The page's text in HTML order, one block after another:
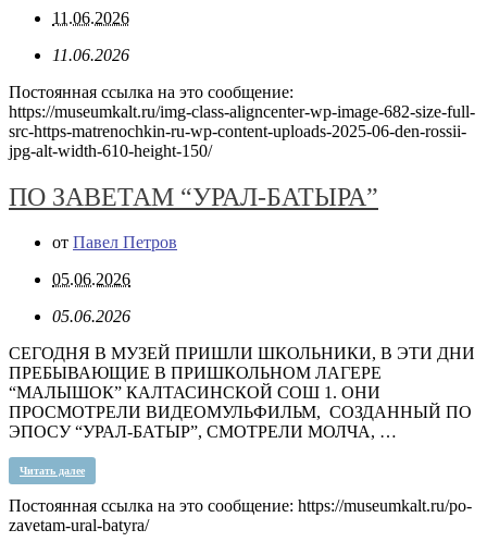
11.06.2026
11.06.2026
Постоянная ссылка на это сообщение:
https://museumkalt.ru/img-class-aligncenter-wp-image-682-size-full-
src-https-matrenochkin-ru-wp-content-uploads-2025-06-den-rossii-
jpg-alt-width-610-height-150/
ПО ЗАВЕТАМ “УРАЛ-БАТЫРА”
от Павел Петров
05.06.2026
05.06.2026
СЕГОДНЯ В МУЗЕЙ ПРИШЛИ ШКОЛЬНИКИ, В ЭТИ ДНИ
ПРЕБЫВАЮЩИЕ В ПРИШКОЛЬНОМ ЛАГЕРЕ
“МАЛЫШОК” КАЛТАСИНСКОЙ СОШ 1. ОНИ
ПРОСМОТРЕЛИ ВИДЕОМУЛЬФИЛЬМ, СОЗДАННЫЙ ПО
ЭПОСУ “УРАЛ-БАТЫР”, СМОТРЕЛИ МОЛЧА, …
Читать далее
Постоянная ссылка на это сообщение: https://museumkalt.ru/po-
zavetam-ural-batyra/